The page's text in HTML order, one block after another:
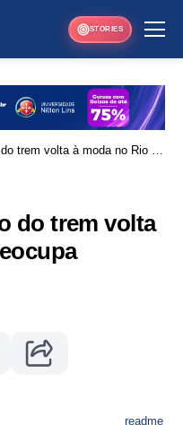
STORIES
trem volta à moda no Rio e
do trem volta
readme